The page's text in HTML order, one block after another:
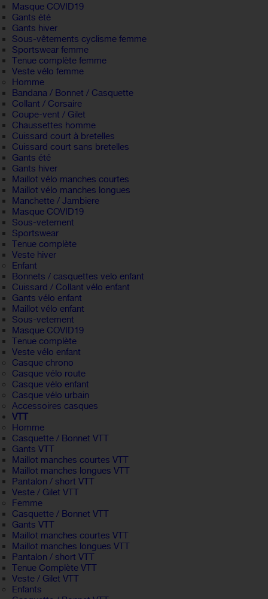
Masque COVID19
Gants été
Gants hiver
Sous-vêtements cyclisme femme
Sportswear femme
Tenue complète femme
Veste vélo femme
Homme
Bandana / Bonnet / Casquette
Collant / Corsaire
Coupe-vent / Gilet
Chaussettes homme
Cuissard court à bretelles
Cuissard court sans bretelles
Gants été
Gants hiver
Maillot vélo manches courtes
Maillot vélo manches longues
Manchette / Jambiere
Masque COVID19
Sous-vetement
Sportswear
Tenue complète
Veste hiver
Enfant
Bonnets / casquettes velo enfant
Cuissard / Collant vélo enfant
Gants vélo enfant
Maillot vélo enfant
Sous-vetement
Masque COVID19
Tenue complète
Veste vélo enfant
Casque chrono
Casque vélo route
Casque vélo enfant
Casque vélo urbain
Accessoires casques
VTT
Homme
Casquette / Bonnet VTT
Gants VTT
Maillot manches courtes VTT
Maillot manches longues VTT
Pantalon / short VTT
Veste / Gilet VTT
Femme
Casquette / Bonnet VTT
Gants VTT
Maillot manches courtes VTT
Maillot manches longues VTT
Pantalon / short VTT
Tenue Complète VTT
Veste / Gilet VTT
Enfants